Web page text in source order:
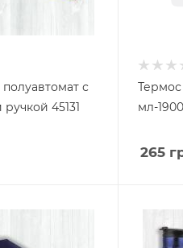
с
45131
мл-1900
265